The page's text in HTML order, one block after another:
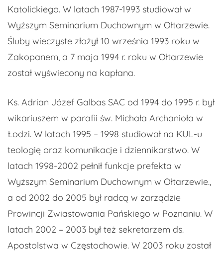
Katolickiego. W latach 1987-1993 studiował w
Wyższym Seminarium Duchownym w Ołtarzewie.
Śluby wieczyste złożył 10 września 1993 roku w
Zakopanem, a 7 maja 1994 r. roku w Ołtarzewie
został wyświecony na kapłana.
Ks. Adrian Józef Galbas SAC od 1994 do 1995 r. był
wikariuszem w parafii św. Michała Archanioła w
Łodzi. W latach 1995 – 1998 studiował na KUL-u
teologię oraz komunikacje i dziennikarstwo. W
latach 1998-2002 pełnił funkcje prefekta w
Wyższym Seminarium Duchownym w Ołtarzewie.,
a od 2002 do 2005 był radcą w zarządzie
Prowincji Zwiastowania Pańskiego w Poznaniu. W
latach 2002 – 2003 był też sekretarzem ds.
Apostolstwa w Częstochowie. W 2003 roku został